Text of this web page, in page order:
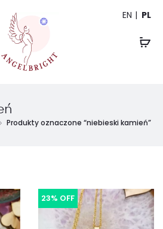
EN PL
Produkty oznaczone “niebieski kamień”
23% OFF